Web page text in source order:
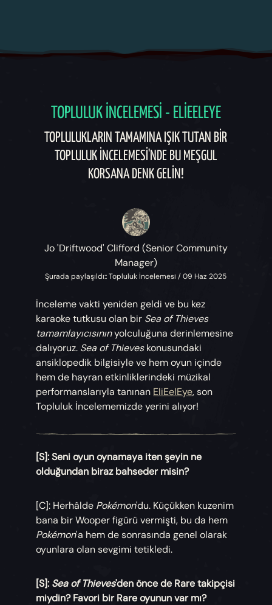
TOPLULUK İNCELEMESI - ELIEELEYE
TOPLULUKLARIN TAMAMINA IŞIK TUTAN BIR
TOPLULUK İNCELEMESI'NDE BU MEŞGUL
KORSANA DENK GELIN!
Jo 'Driftwood' Clifford (Senior Community
Manager)
Şurada paylaşıldı:: Topluluk İncelemesi / 09 Haz 2025
İnceleme vakti yeniden geldi ve bu kez
karaoke tutkusu olan bir Sea of Thieves
tamamlayıcısınınyolculuğuna derinlemesine
dalıyoruz. Sea of Thieveskonusundaki
ansiklopedik bilgisiyle ve hem oyun içinde
hem de hayran etkinliklerindeki müzikal
performanslarıyla tanınan EliEelEye, son
Topluluk İncelememizde yerini alıyor!
[S]: Seni oyun oynamaya iten şeyin ne
olduğundan biraz bahseder misin?
[C]: Herhâlde Pokémon'du. Küçükken kuzenim
bana bir Wooper figürü vermişti, bu da hem
Pokémon'a hem de sonrasında genel olarak
oyunlara olan sevgimi tetikledi.
[S]: Sea of Thieves'den önce de Rare takipçisi
miydin? Favori bir Rare oyunun var mı?